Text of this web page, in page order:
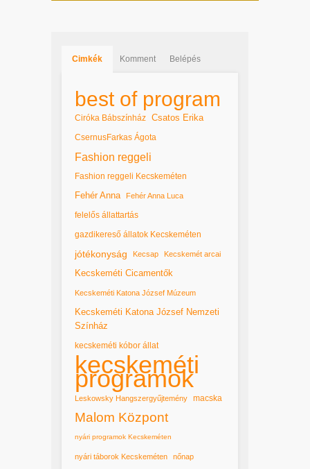
Cimkék Komment Belépés
best of program
Ciróka Bábszínház Csatos Erika
CsernusFarkas Ágota
Fashion reggeli
Fashion reggeli Kecskeméten
Fehér Anna Fehér Anna Luca
felelős állattartás
gazdikereső állatok Kecskeméten
jótékonyság Kecsap Kecskemét arcai
Kecskeméti Cicamentők
Kecskeméti Katona József Múzeum
Kecskeméti Katona József Nemzeti
Színház
kecskeméti kóbor állat
kecskeméti
programok
Leskowsky Hangszergyűjtemény macska
Malom Központ
nyári programok Kecskeméten
nyári táborok Kecskeméten nőnap